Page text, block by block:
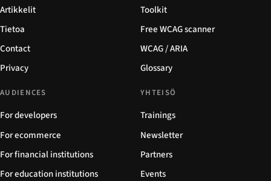
Artikkelit
Tietoa
Contact
Privacy
Toolkit
Free WCAG scanner
WCAG / ARIA
Glossary
AUDIENCES
For developers
For ecommerce
For financial institutions
For education institutions
YHTEISÖ
Trainings
Newsletter
Partners
Events